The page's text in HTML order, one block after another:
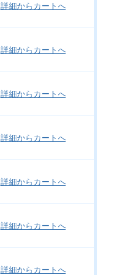
詳細からカートへ
詳細からカートへ
詳細からカートへ
詳細からカートへ
詳細からカートへ
詳細からカートへ
詳細からカートへ